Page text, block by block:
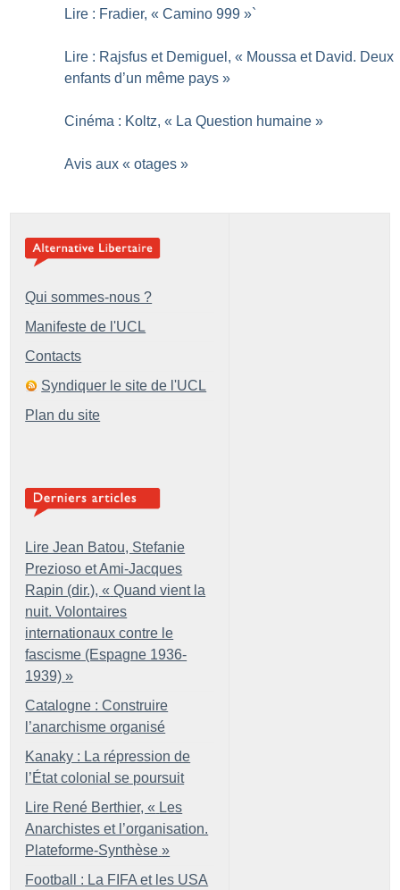
Lire : Fradier, « Camino 999 »`
Lire : Rajsfus et Demiguel, « Moussa et David. Deux
enfants d’un même pays »
Cinéma : Koltz, « La Question humaine »
Avis aux « otages »
Qui sommes-nous ?
Manifeste de l'UCL
Contacts
Syndiquer le site de l'UCL
Plan du site
Lire Jean Batou, Stefanie
Prezioso et Ami-Jacques
Rapin (dir.), « Quand vient la
nuit. Volontaires
internationaux contre le
fascisme (Espagne 1936-
1939) »
Catalogne : Construire
l’anarchisme organisé
Kanaky : La répression de
l’État colonial se poursuit
Lire René Berthier, « Les
Anarchistes et l’organisation.
Plateforme-Synthèse »
Football : La FIFA et les USA